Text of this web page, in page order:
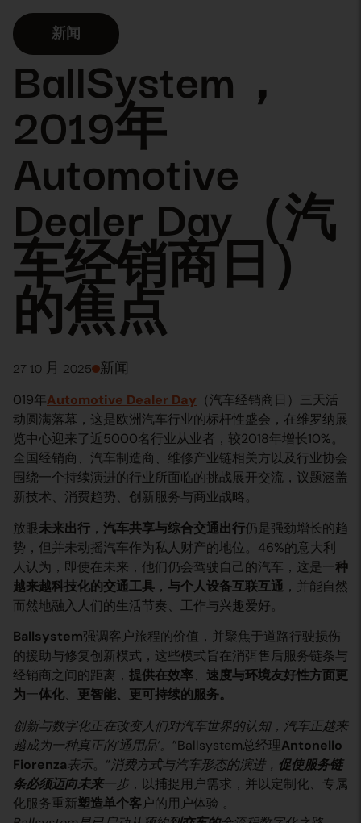
新闻
BallSystem，
2019年
Automotive
Dealer Day（汽
车经销商日）
的焦点
27 10 月 2025 新闻
019年Automotive Dealer Day （汽车经销商日）三天活
动圆满落幕，这是欧洲汽车行业的标杆性盛会，在维罗纳展
览中心迎来了近5000名行业从业者，较2018年增长10%。
全国经销商、汽车制造商、维修产业链相关方以及行业协会
围绕一个持续演进的行业所面临的挑战展开交流，议题涵盖
新技术、消费趋势、创新服务与商业战略。
放眼未来出行 ， 汽车共享与综合交通出行仍是强劲增长的趋
势，但并未动摇汽车作为私人财产的地位。46%的意大利
人认为，即使在未来，他们仍会驾驶自己的汽车，这是一种
越来越科技化的交通工具 ， 与个人设备互联互通 ，并能自然
而然地融入人们的生活节奏、工作与兴趣爱好。
Ballsystem强调客户旅程的价值，并聚焦于道路行驶损伤
的援助与修复创新模式，这些模式旨在消弭售后服务链条与
经销商之间的距离， 提供在效率、 速度与环境友好性方面更
为一体化、 更智能、更可持续的服务。
创新与数字化正在改变人们对汽车世界的认知，汽车正越来
越成为一种真正的‘通用品’。 ”Ballsystem总经理Antonello
Fiorenza表示。“消费方式与汽车形态的演进， 促使服务链
条必须迈向未来一步，以捕捉用户需求，并以定制化、专属
化服务重新塑造单个客户的用户体验 。